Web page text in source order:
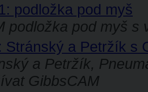
podložka pod myš
podložka pod myš s
Stránský a Petržík s
a Petržík,
GibbsCAM